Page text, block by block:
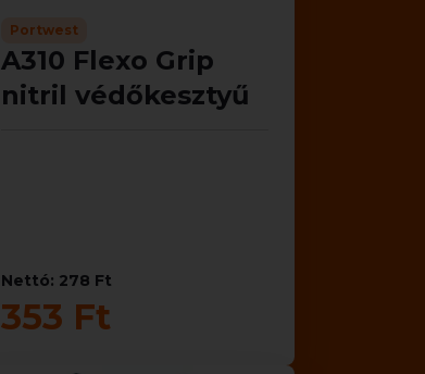
Portwest
A310 Flexo Grip
nitril védőkesztyű
Nettó: 278 Ft
353 Ft